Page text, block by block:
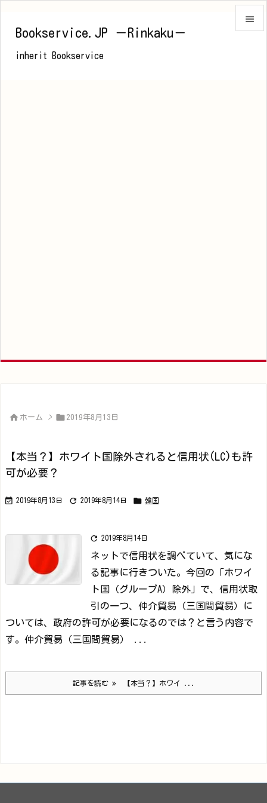
Bookservice.JP －Rinkaku－
inherit Bookservice

 ホーム >  2019年8月13日
【本当？】ホワイト国除外されると信用状(LC)も許
可が必要？
 2019年8月13日  2019年8月14日  韓国
 2019年8月14日
ネットで信用状を調べていて、気にな
る記事に行きついた。 今回の「ホワイ
ト国（グループA）除外」で、信用状取
引の一つ、仲介貿易（三国間貿易）に
ついては、政府の許可が必要になるのでは？と言う内容で
す。 仲介貿易（三国間貿易） ...
記事を読む 【本当？】ホワイ ...